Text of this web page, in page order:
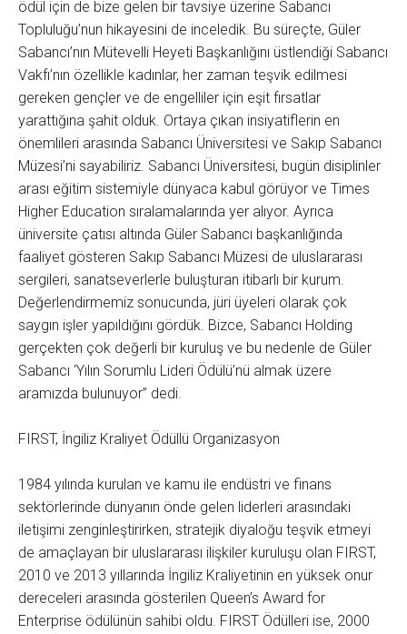
ödül için de bize gelen bir tavsiye üzerine Sabancı
Topluluğu’nun hikayesini de inceledik. Bu süreçte, Güler
Sabancı’nın Mütevelli Heyeti Başkanlığını üstlendiği Sabancı
Vakfı’nın özellikle kadınlar, her zaman teşvik edilmesi
gereken gençler ve de engelliler için eşit fırsatlar
yarattığına şahit olduk. Ortaya çıkan insiyatiflerin en
önemlileri arasında Sabancı Üniversitesi ve Sakıp Sabancı
Müzesi’ni sayabiliriz. Sabancı Üniversitesi, bugün disiplinler
arası eğitim sistemiyle dünyaca kabul görüyor ve Times
Higher Education sıralamalarında yer alıyor. Ayrıca
üniversite çatısı altında Güler Sabancı başkanlığında
faaliyet gösteren Sakıp Sabancı Müzesi de uluslararası
sergileri, sanatseverlerle buluşturan itibarlı bir kurum.
Değerlendirmemiz sonucunda, jüri üyeleri olarak çok
saygın işler yapıldığını gördük. Bizce, Sabancı Holding
gerçekten çok değerli bir kuruluş ve bu nedenle de Güler
Sabancı ‘Yılın Sorumlu Lideri Ödülü’nü almak üzere
aramızda bulunuyor” dedi.
FIRST, İngiliz Kraliyet Ödüllü Organizasyon
1984 yılında kurulan ve kamu ile endüstri ve finans
sektörlerinde dünyanın önde gelen liderleri arasındaki
iletişimi zenginleştirirken, stratejik diyaloğu teşvik etmeyi
de amaçlayan bir uluslararası ilişkiler kuruluşu olan FIRST,
2010 ve 2013 yıllarında İngiliz Kraliyetinin en yüksek onur
dereceleri arasında gösterilen Queen’s Award for
Enterprise ödülünün sahibi oldu. FIRST Ödülleri ise, 2000